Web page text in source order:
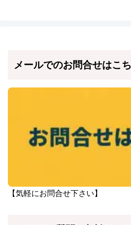
メールでのお問合せはこ
【気軽にお問合せ下さい】